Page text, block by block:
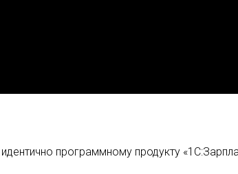
программному продукту